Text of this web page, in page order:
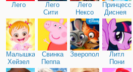
Лего
Лего
Сити
Лего
Нексо
Найтс
Принцессы
Диснея
Малышка
Хейзел
Свинка
Пеппа
Зверополис
Литл
Пони
Дружба